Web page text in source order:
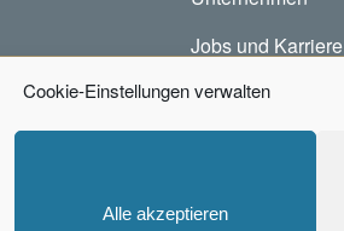
Cookie-Einstellungen verwalten
Alle akzeptieren
Jobs und Karriere
Partner werden